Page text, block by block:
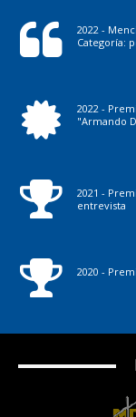
2022 -
Categoría:
2022 -
"Armando
2021 -
entrevista
2020 -